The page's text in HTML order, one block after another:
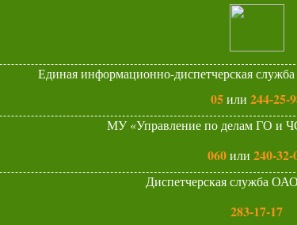
Единая информационно-диспетчерская
05или 244-25-
МУ «Управление по делам ГО и
060или 240-32-
Диспетчерская служба
283-17-17